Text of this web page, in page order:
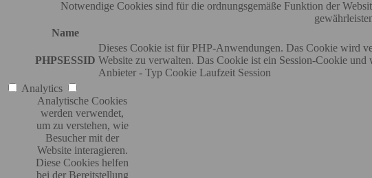
Notwendige Cookies sind für die ordnungsgemäße Funktion der
Name
PHPSESSID
Dieses Cookie ist für PHP-Anwendungen. Das Cookie wird
Website zu verwalten. Das Cookie ist ein Session-Cookie
Anbieter - Typ Cookie Laufzeit Session
Analytics
Analytische Cookies
werden verwendet,
um zu verstehen, wie
Besucher mit der
Website interagieren.
Diese Cookies helfen
bei der Bereitstellung